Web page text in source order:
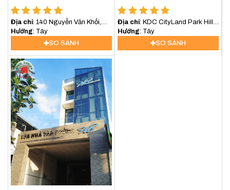
Địa chỉ: 140 Nguyễn Văn Khối,
Phường 9, Quận Gò Vấp
Hướng : Tây
SO SÁNH
Địa chỉ: KDC CityLand Park Hills,
Phường 10, Quận Gò Vấp, Thành
phố Hồ Chí Minh, Việt Nam
Hướng : Tây
SO SÁNH